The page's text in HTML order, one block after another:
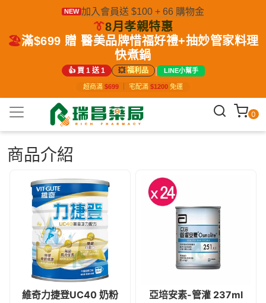
NEW 加入會員送 $100 + 66 購物金
👔8月孝親特惠
🏖️滿$699 贈 醫美品牌惜福好禮+抽妙管家料理
快煮鍋
👍 買 1 送 1 💥福利品 | LINE小幫手
超商滿 $699 宅配滿 $1200 免運
0
商品介紹
維奇力捷登UC40 奶粉
亞培安素-管灌 237ml